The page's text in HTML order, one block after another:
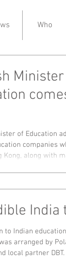
Who
of Education
companies
Kong, along with
India
to Indian
arranged by
local partner